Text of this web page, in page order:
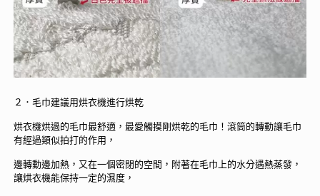
２．毛巾建議用烘衣機進行烘乾
烘衣機烘過的毛巾最舒適，最愛觸摸剛烘乾的毛巾！滾筒的轉動讓毛巾
有經過類似拍打的作用，
邊轉動邊加熱，又在一個密閉的空間，附著在毛巾上的水分遇熱蒸發，
讓烘衣機能保持一定的濕度，